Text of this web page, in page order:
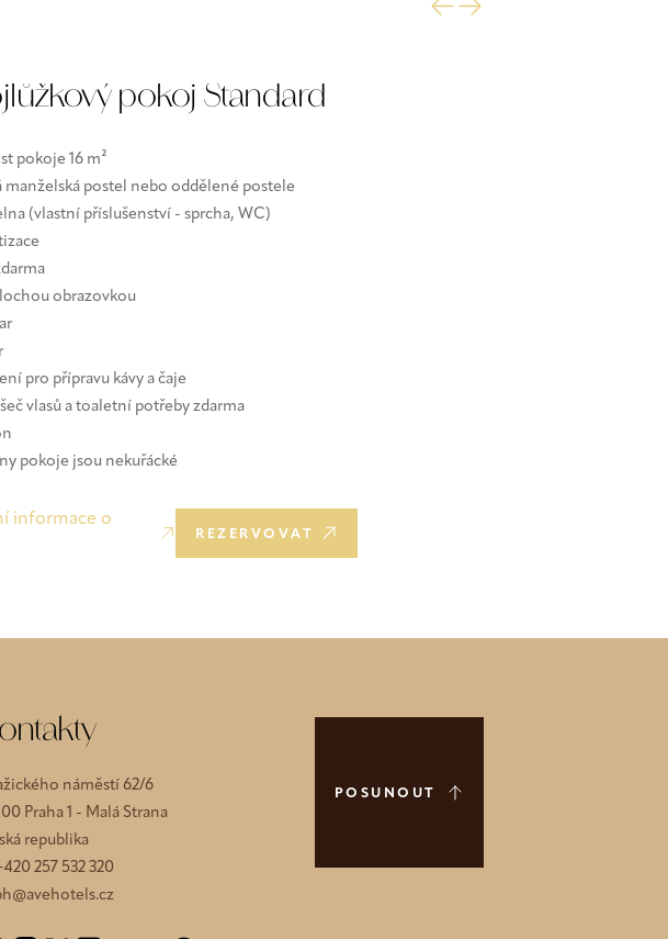
pokoj Standard
pokoje 16 m²
manželská postel nebo oddělené postele
(vlastní příslušenství - sprcha, WC)
obrazovkou
pro přípravu kávy a čaje
vlasů a toaletní potřeby zdarma
pokoje jsou nekuřácké
informace o
REZERVOVAT
náměstí 62/6
00 Praha 1 - Malá Strana
republika
257 532 320
POSUNOUT